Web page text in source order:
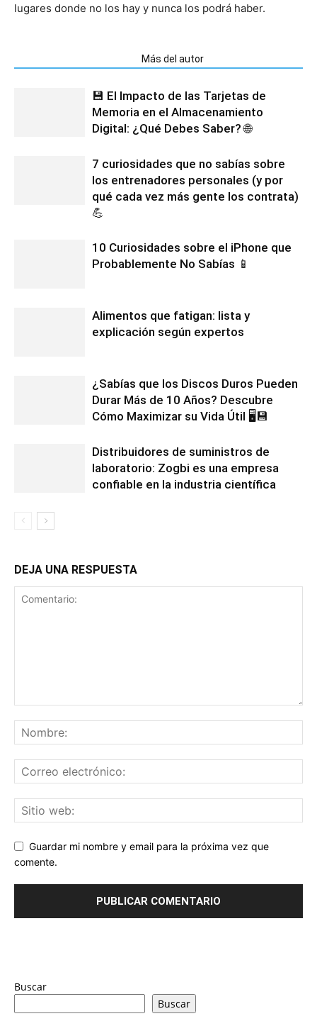
lugares donde no los hay y nunca los podrá haber.
Más del autor
💾 El Impacto de las Tarjetas de
Memoria en el Almacenamiento
Digital: ¿Qué Debes Saber? 🌐
7 curiosidades que no sabías sobre
los entrenadores personales (y por
qué cada vez más gente los contrata)
💪
10 Curiosidades sobre el iPhone que
Probablemente No Sabías 📱
Alimentos que fatigan: lista y
explicación según expertos
¿Sabías que los Discos Duros Pueden
Durar Más de 10 Años? Descubre
Cómo Maximizar su Vida Útil 🖥️💾
Distribuidores de suministros de
laboratorio: Zogbi es una empresa
confiable en la industria científica
DEJA UNA RESPUESTA
Guardar mi nombre y email para la próxima vez que
comente.
Buscar
Buscar